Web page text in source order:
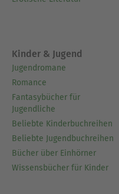
Kinder & Jugend
Jugendromane
Romance
Fantasybücher für
Jugendliche
Beliebte Kinderbuchreihen
Beliebte Jugendbuchreihen
Bücher über Einhörner
Wissensbücher für Kinder